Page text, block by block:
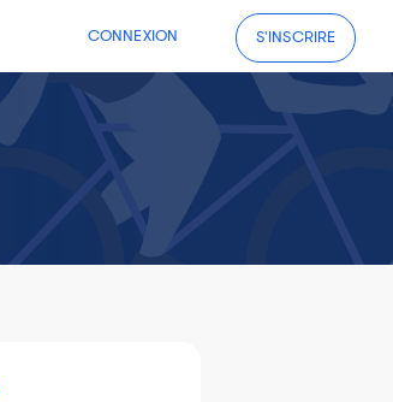
CONNEXION S'INSCRIRE